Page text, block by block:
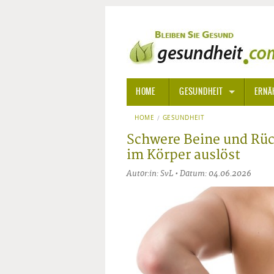
HOME GESUNDHEIT
ALLGEMEINE INFORMATIONEN
ALTERNATIVE HEILWEISEN
ALTERNATIVE MEDIZIN
ARZNEI- UND HEILMITTEL
KRANKHEITEN VON A-Z
HOME GESUNDHEIT
Schwere Beine und
im Körper auslöst
Autor:in: SvL • Datum: 04.06.2026